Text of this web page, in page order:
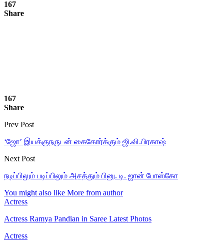
167
Share
167
Share
Prev Post
‘ஜோ’ இயக்குநருடன் கைகோர்க்கும் ஜி.வி.பிரகாஷ்
Next Post
நடிப்பிலும் படிப்பிலும் அசத்தும் பினு. டி. ஜான் போஸ்கோ
You might also like More from author
Actress
Actress Ramya Pandian in Saree Latest Photos
Actress